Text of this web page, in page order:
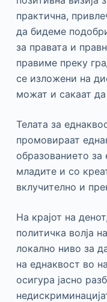
практична,
да бидеме
за правата и
правиме преку
се изложени на
можат и сакаат да
Телата за
промовираат
образованието за
младите и со
вклучително и
На крајот на
политичка волја
локално ниво за
на еднаквост во
осигура јасно